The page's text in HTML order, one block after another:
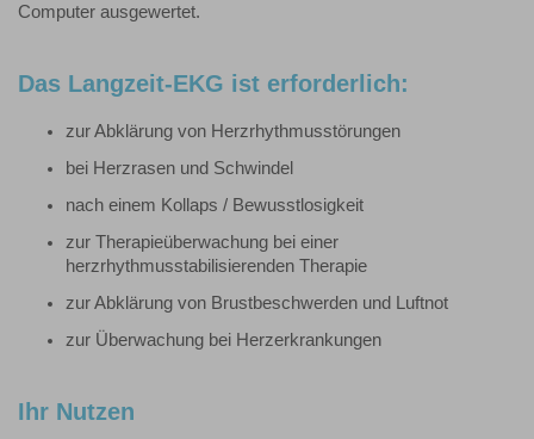
Computer ausgewertet.
Das Langzeit-EKG ist erforderlich:
zur Abklärung von Herzrhythmusstörungen
bei Herzrasen und Schwindel
nach einem Kollaps / Bewusstlosigkeit
zur Therapieüberwachung bei einer
herzrhythmusstabilisierenden Therapie
zur Abklärung von Brustbeschwerden und Luftnot
zur Überwachung bei Herzerkrankungen
Ihr Nutzen